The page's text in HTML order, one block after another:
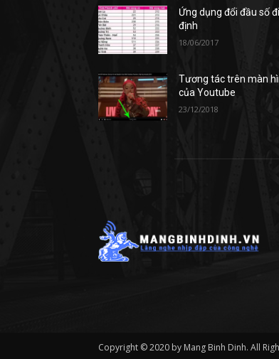
Ứng dụng đổi đầu số
định
18/06/2017
Tương tác trên màn
của Youtube
23/12/2018
Copyright © 2020 by Mang Binh Dinh. All